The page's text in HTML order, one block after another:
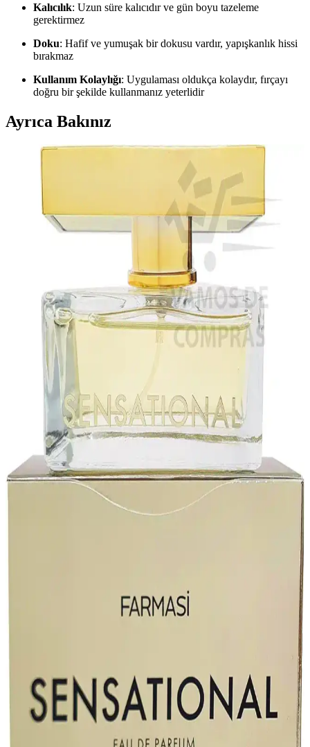
Kalıcılık: Uzun süre kalıcıdır ve gün boyu tazeleme
gerektirmez
Doku: Hafif ve yumuşak bir dokusu vardır, yapışkanlık hissi
bırakmaz
Kullanım Kolaylığı: Uygulaması oldukça kolaydır, fırçayı
doğru bir şekilde kullanmanız yeterlidir
Ayrıca Bakınız
Farmasi Tender Blush On Allık ile Doğal ve Canlı
Bir Görünüm Elde Edin
Farmasi'nin Tender Blush On Allık'ı, kolay uygulanabilir ve doğal
turuncu tonlarıyla yüzünüze tazelik ve canlılık sağlar, kompakt
yapısıyla pratik kullanım sunar.
Farmasi Dr. C. Tuna X2 Double Effect Paprika Chili
Biber Balsamı Masaj Jeli İnceleme ve Kullanıcı
Yorumları
Farmasi Dr. C. Tuna X2 Double Effect Paprika Chili Biber Balsamı,
250 ml krem formunda, anti alerjik özellikli, kas ve eklem ağrılarını
hafifletmeye yardımcı, hızlı etkili ve güvenilir bir masaj jeli.
Farmasi Işıltılı Makyaj Bazı Vfx Pro Camera Ready
Strobe Cream İnceleme ve Kullanım Rehberi
Farmasi'nin Işıltılı Makyaj Bazı, ciltte parlaklık ve pürüzsüzlük
sağlayan, hafif yapılı ve doğal ışıltı kazandıran bir ürün. Makyaj
öncesi hazırlıkta ve tek başına kullanıldığında cilde enerji verir.
Farmasi Botanics Adaçayı Özlü Güçlendirici
Şampuan İnce Telli Saçlar İçin Doğal Bakım
Farmasi Botanics Adaçayı Özlü Güçlendirici Şampuan, ince telli
Masaj Kremi 500ML Kas ve Eklem Ağrılarına Etkili
Farmasi Gaucho Edp Erkek Parfümü: Odunsu ve
Ferah Kokusu ile Uzun Süre Kalıcılık Sağlar
Farmasi Gaucho Edp erkek parfümü, odunsu ve ferah aromasıyla
süre etkili ve enerjik bir deneyim sağlar.